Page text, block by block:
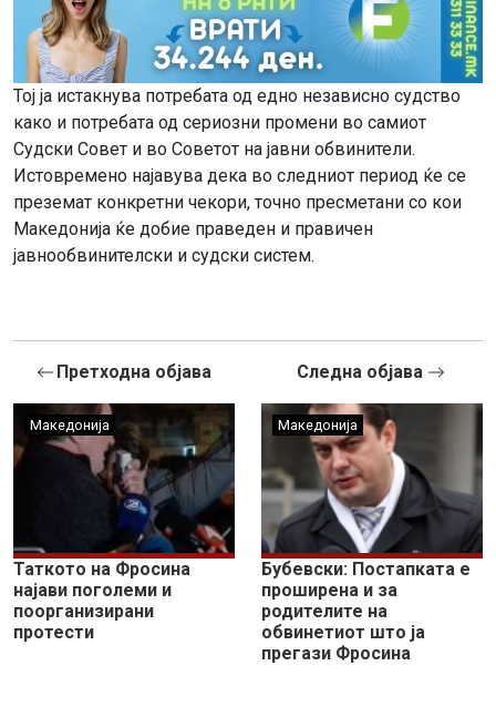
Тој ја истакнува потребата од едно независно судство
како и потребата од сериозни промени во самиот
Судски Совет и во Советот на јавни обвинители.
Истовремено најавува дека во следниот период ќе се
преземат конкретни чекори, точно пресметани со кои
Македонија ќе добие праведен и правичен
јавнообвинителски и судски систем.
Претходна објава
Македонија
Таткото на Фросина
најави поголеми и
поорганизирани
протести
Следна објава
Македонија
Бубевски: Постапката е
проширена и за
родителите на
обвинетиот што ја
прегази Фросина